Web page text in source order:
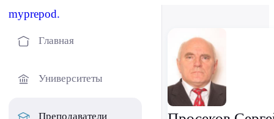
myprepod.
Главная
Университеты
Преподаватели